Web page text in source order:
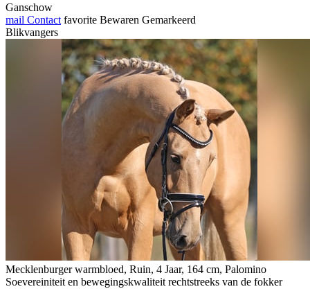
Ganschow
mail Contact favorite Bewaren Gemarkeerd
Blikvangers
Mecklenburger warmbloed, Ruin, 4 Jaar, 164 cm, Palomino
Soevereiniteit en bewegingskwaliteit rechtstreeks van de fokker